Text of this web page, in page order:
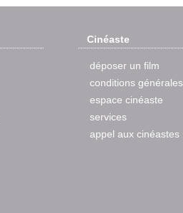
Cinéaste
déposer un film
conditions générales
espace cinéaste
services
appel aux cinéastes